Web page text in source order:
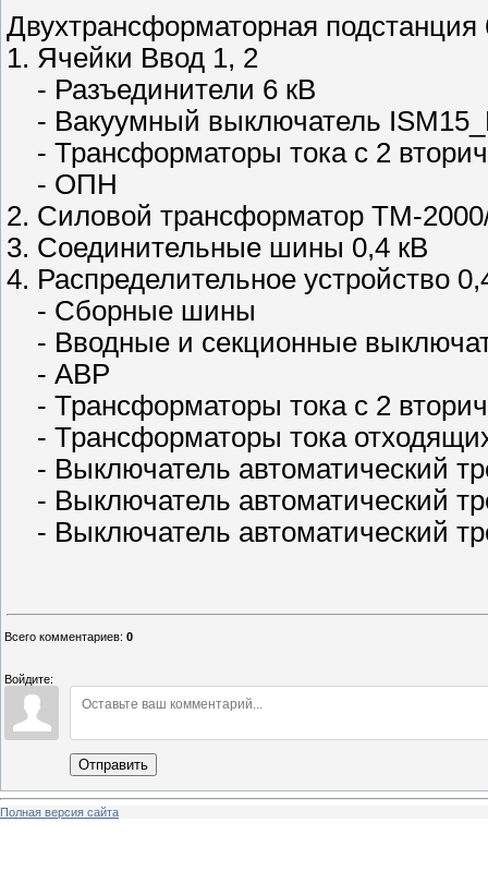
Двухтрансформаторная подстанция
1. Ячейки Ввод 1, 2
- Разъединители 6 кВ
- Вакуумный выключатель
- Трансформаторы тока с 2
- ОПН
2. Силовой трансформатор ТМ-
3. Соединительные шины 0,4 кВ
4. Распределительное устройство
- Сборные шины
- Вводные и секционные
- АВР
- Трансформаторы тока с 2
- Трансформаторы тока
- Выключатель автоматический
- Выключатель автоматический
- Выключатель автоматический
Всего комментариев: 0
Войдите:
Отправить
Полная версия сайта